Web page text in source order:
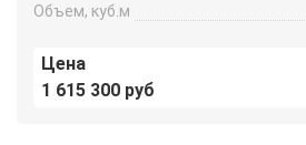
Объем, куб.м
Цена
1 615 300 руб